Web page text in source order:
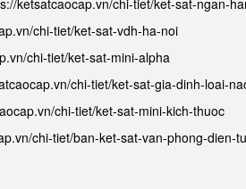
ketsatcaocap.vn/chi-tiet/ket-sat-ngan-
chi-tiet/ket-sat-vdh-ha-noi
chi-tiet/ket-sat-mini-alpha
chi-tiet/ket-sat-gia-dinh-loai-
chi-tiet/ket-sat-mini-kich-thuoc
chi-tiet/ban-ket-sat-van-phong-dien-tu